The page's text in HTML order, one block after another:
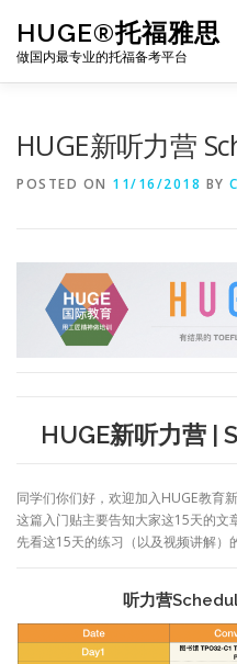
content
HUGE®托福雅思
做国内最专业的托福备考平台
BJ北京｜OFFICE 托福
HUGE新听力营
POSTED ON 11/16/2018 BY
HUGE新听力营 |
同学们你们好，欢迎加入HUGE教育新
这篇入门贴主要告知大家这15天的文
先看这15天的练习（以及视频讲解）
听力营